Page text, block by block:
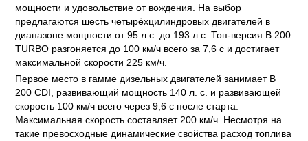
мощности и удовольствие от вождения. На выбор
предлагаются шесть четырёхцилиндровых двигателей в
диапазоне мощности от 95 л.с. до 193 л.с. Топ-версия B 200
TURBO разгоняется до 100 км/ч всего за 7,6 с и достигает
максимальной скорости 225 км/ч.
Первое место в гамме дизельных двигателей занимает B
200 CDI, развивающий мощность 140 л. с. и развивающей
скорость 100 км/ч всего через 9,6 с после старта.
Максимальная скорость составляет 200 км/ч. Несмотря на
такие превосходные динамические свойства расход топлива